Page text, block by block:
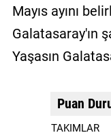
Mayıs ayını
Galatasaray'ın
Yaşasın
Puan
TAKIMLAR